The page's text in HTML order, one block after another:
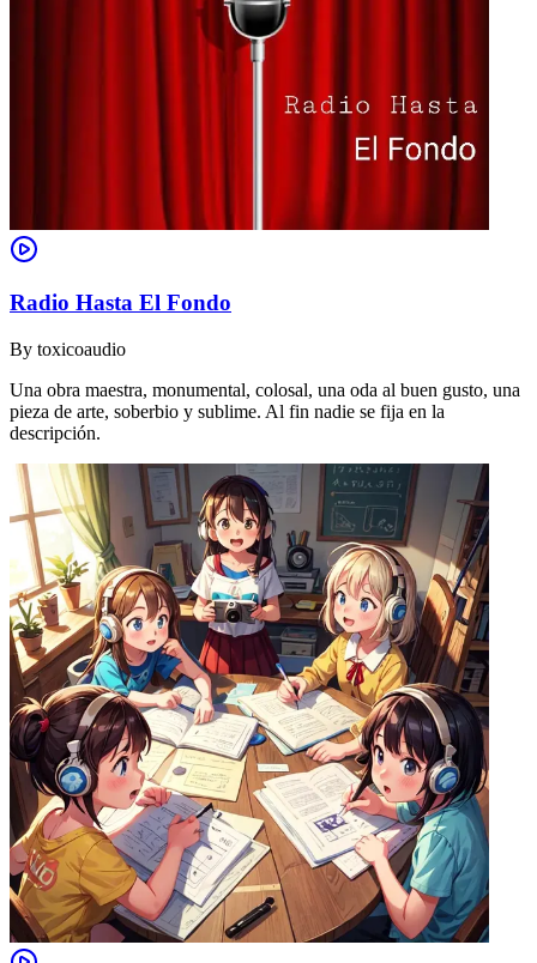
Radio Hasta El Fondo
By toxicoaudio
Una obra maestra, monumental, colosal, una oda al buen gusto, una
pieza de arte, soberbio y sublime. Al fin nadie se fija en la
descripción.